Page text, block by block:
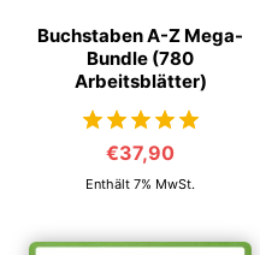
Buchstaben A-Z Mega-
Bundle (780
Arbeitsblätter)
von 5
€37,90
Enthält 7% MwSt.